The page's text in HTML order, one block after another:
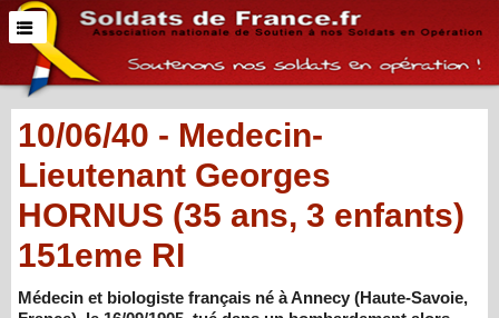
10/06/40 - Medecin-
Lieutenant Georges
HORNUS (35 ans, 3 enfants)
151eme RI
Médecin et biologiste français né à Annecy (Haute-Savoie,